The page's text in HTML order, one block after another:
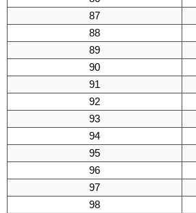
87
88
89
90
91
92
93
94
95
96
97
98